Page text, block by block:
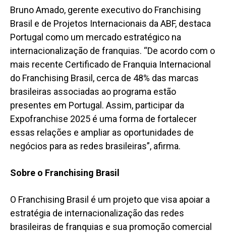
Bruno Amado, gerente executivo do Franchising
Brasil e de Projetos Internacionais da ABF, destaca
Portugal como um mercado estratégico na
internacionalização de franquias. “De acordo com o
mais recente Certificado de Franquia Internacional
do Franchising Brasil, cerca de 48% das marcas
brasileiras associadas ao programa estão
presentes em Portugal. Assim, participar da
Expofranchise 2025 é uma forma de fortalecer
essas relações e ampliar as oportunidades de
negócios para as redes brasileiras”, afirma.
Sobre o Franchising Brasil
O Franchising Brasil é um projeto que visa apoiar a
estratégia de internacionalização das redes
brasileiras de franquias e sua promoção comercial